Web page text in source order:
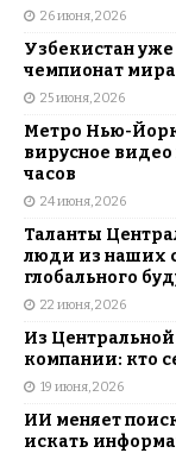
26 июня, 2026
Узбекистан
чемпионат
25 июня, 2026
Метро Нью-
вирусное видео
часов
24 июня, 2026
Таланты
люди из наших
глобального
22 июня, 2026
Из
компании: кто
19 июня, 2026
ИИ меняет
искать